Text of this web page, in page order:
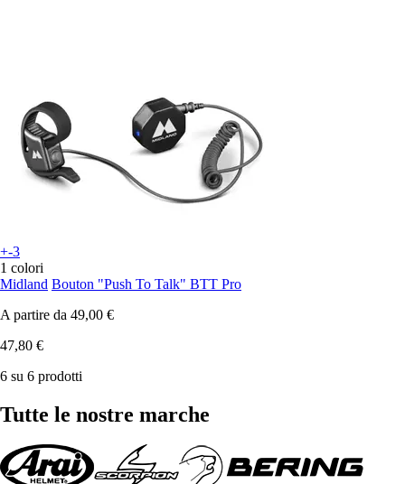
+-3
1 colori
Midland Bouton "Push To Talk" BTT Pro
A partire da 49,00 €
47,80 €
6 su 6 prodotti
Tutte le nostre marche